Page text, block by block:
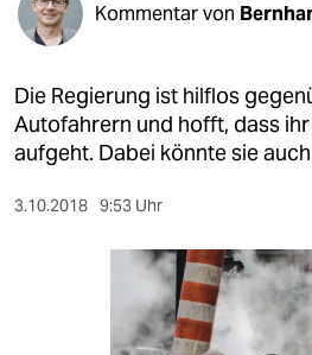
gesellschaft
kultur
sport
berlin
Kommentar von
Die Regierung ist hilflos
Autofahrern und hofft, dass
aufgeht. Dabei könnte sie
3.10.2018 9:53 Uhr